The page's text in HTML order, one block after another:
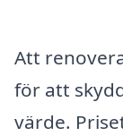
Att
för att
värde.